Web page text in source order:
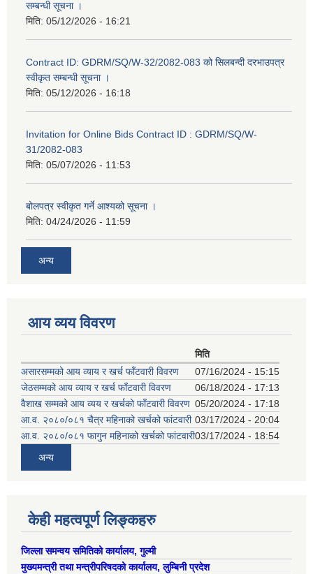
सम्बन्धी सूचना ।
मिति: 05/12/2026 - 16:21
Contract ID: GDRM/SQ/W-32/2082-083 को सिलबन्दी दरभाउपत्र
स्वीकृत सम्बन्धी सूचना ।
मिति: 05/12/2026 - 16:18
Invitation for Online Bids Contract ID : GDRM/SQ/W-
31/2082-083
मिति: 05/07/2026 - 11:53
बोलपत्र स्वीकृत गर्ने आश्यको सूचना ।
मिति: 04/24/2026 - 11:59
अन्य
आय व्यय विवरण
मिति
असारसम्मको आय व्याय र खर्च फाँटवारी विवरण
07/16/2024 - 15:15
जेठसम्मको आय व्याय र खर्च फाँटवारी विवरण
06/18/2024 - 17:13
वैशाख सम्मको आय व्यय र खर्चको फाँटवारी विवरण 05/20/2024 - 17:18
आ.व. २०८०/०८१ चैत्र महिनाको खर्चको फांटवारी 03/17/2024 - 20:04
आ.व. २०८०/०८१ फागुन महिनाको खर्चको फांटवारी03/17/2024 - 18:54
अन्य
केही महत्वपूर्ण लिङ्कहरु
जिल्ला समन्वय समितिको कार्यालय, गुल्मी
मुख्यमन्त्री तथा मन्त्रीपरिषदको कार्यालय, लुम्बिनी प्रदेश